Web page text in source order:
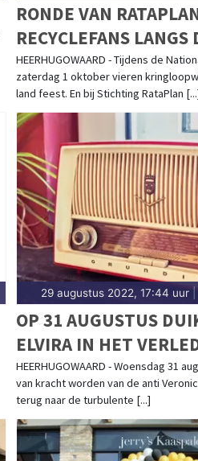
RONDE VAN
RECYCLEFANS LANGS
KRINGLOOPKOOPJES
HEERHUGOWAARD - Tijdens de
zaterdag 1 oktober vieren
land feest. En bij Stichting RataPlan
29 augustus 2022, 17:44 uur|
OP 31 AUGUSTUS
ELVIRA IN HET
ZEEZENDERS
HEERHUGOWAARD - Woensdag 31
van kracht worden van de anti
terug naar de turbulente [...]